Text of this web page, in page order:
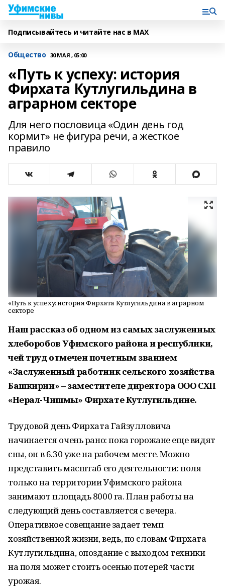
Подписывайтесь и читайте нас в MAX
Общество 30 МАЯ , 05:00
«Путь к успеху: история
Фирхата Кутлугильдина в
аграрном секторе
Для него пословица «Один день год
кормит» не фигура речи, а жесткое
правило
«Путь к успеху: история Фирхата Кутлугильдина в аграрном
секторе
Наш рассказ об одном из самых заслуженных
хлеборобов Уфимского района и республики,
чей труд отмечен почетным званием
«Заслуженный работник сельского хозяйства
Башкирии» – заместителе директора ООО СХП
«Нерал-Чишмы» Фирхате Кутлугильдине.
Трудовой день Фирхата Гайзулловича
начинается очень рано: пока горожане еще видят
сны, он в 6.30 уже на рабочем месте. Можно
представить масштаб его деятельности: поля
только на территории Уфимского района
занимают площадь 8000 га. План работы на
следующий день составляется с вечера.
Оперативное совещание задает темп
хозяйственной жизни, ведь, по словам Фирхата
Кутлугильдина, опоздание с выходом техники
на поля может стоить осенью потерей части
урожая.